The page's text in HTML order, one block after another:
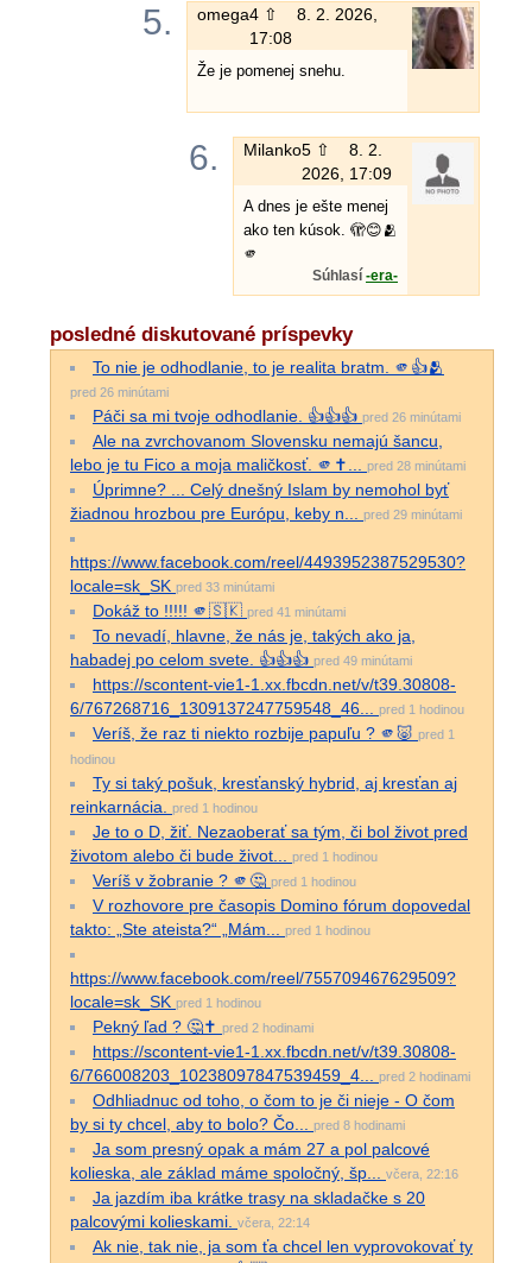
5. omega4 ⇧
8. 2. 2026,
17:08
Že je pomenej snehu.
6. Milanko5 ⇧
8. 2.
2026, 17:09
A dnes je ešte menej
ako ten kúsok. 🫣😊🫂
🫵
Súhlasí -era-
posledné diskutované príspevky
To nie je odhodlanie, to je realita bratm. 🫵👍🫂
pred 26 minútami
Páči sa mi tvoje odhodlanie. 👍👍👍 pred 26 minútami
Ale na zvrchovanom Slovensku nemajú šancu,
lebo je tu Fico a moja maličkosť. 🫵✝...
pred 28 minútami
Úprimne? ... Celý dnešný Islam by nemohol byť
žiadnou hrozbou pre Európu, keby n...
pred 29 minútami
https://www.facebook.com/reel/4493952387529530?
locale=sk_SK pred 33 minútami
Dokáž to !!!!! 🫵🇸🇰 pred 41 minútami
To nevadí, hlavne, že nás je, takých ako ja,
habadej po celom svete. 👍👍👍 pred 49 minútami
https://scontent-vie1-1.xx.fbcdn.net/v/t39.30808-
6/767268716_1309137247759548_46...
pred 1 hodinou
Veríš, že raz ti niekto rozbije papuľu ? 🫵🐷 pred 1
hodinou
Ty si taký pošuk, kresťanský hybrid, aj kresťan aj
reinkarnácia.
pred 1 hodinou
Je to o D, žiť. Nezaoberať sa tým, či bol život pred
životom alebo či bude život...
pred 1 hodinou
Veríš v žobranie ? 🫵🤔 pred 1 hodinou
V rozhovore pre časopis Domino fórum dopovedal
takto: „Ste ateista?“ „Mám...
pred 1 hodinou
https://www.facebook.com/reel/755709467629509?
locale=sk_SK pred 1 hodinou
Pekný ľad ? 🤔✝️ pred 2 hodinami
https://scontent-vie1-1.xx.fbcdn.net/v/t39.30808-
6/766008203_10238097847539459_4...
pred 2 hodinami
Odhliadnuc od toho, o čom to je či nieje - O čom
by si ty chcel, aby to bolo? Čo...
pred 8 hodinami
Ja som presný opak a mám 27 a pol palcové
kolieska, ale základ máme spoločný, šp...
včera, 22:16
Ja jazdím iba krátke trasy na skladačke s 20
palcovými kolieskami.
včera, 22:14
Ak nie, tak nie, ja som ťa chcel len vyprovokovať ty